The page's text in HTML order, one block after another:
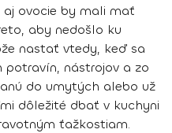
aj ovocie by mali mať
aby nedošlo ku
nastať vtedy, keď sa
potravín, nástrojov a zo
do umytých alebo už
dôležité dbať v kuchyni
ťažkostiam.